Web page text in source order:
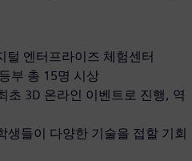
털 엔터프라이즈 체험센터
부 총 15명 시상
초 3D 온라인 이벤트로 진행, 역
생들이 다양한 기술을 접할 기회